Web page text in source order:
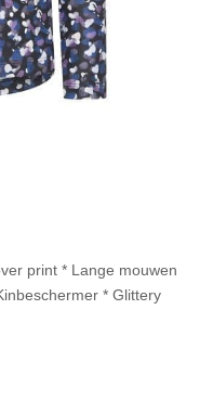
print * Lange mouwen
* Glittery